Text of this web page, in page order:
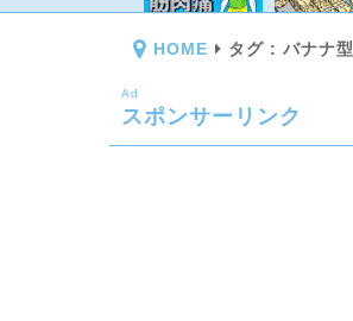
HOME タグ : バナナ型
Ad
スポンサーリンク